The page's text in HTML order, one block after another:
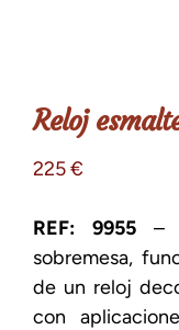
Reloj
225€
REF: 9955–
sobremesa,
de un reloj
con